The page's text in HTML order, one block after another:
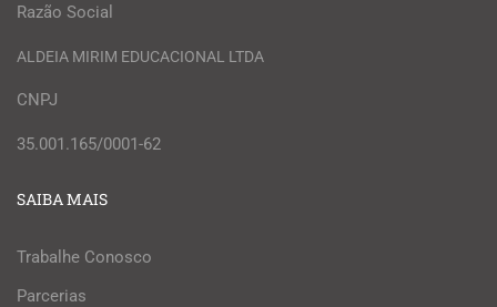
Razão Social
ALDEIA MIRIM EDUCACIONAL LTDA
CNPJ
35.001.165/0001-62
SAIBA MAIS
Trabalhe Conosco
Parcerias